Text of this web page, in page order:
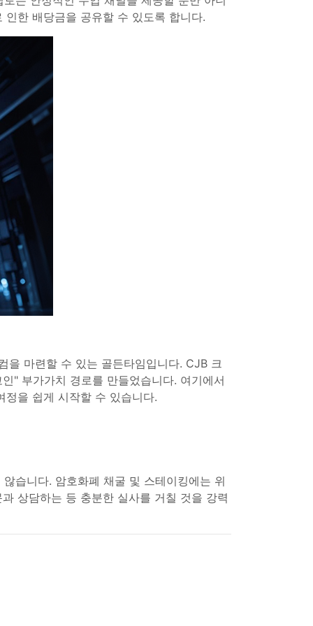
한 배당금을 공유할 수 있도록 합니다.
을 마련할 수 있는 골든타임입니다. CJB 크
" 부가가치 경로를 만들었습니다. 여기에서
을 쉽게 시작할 수 있습니다.
습니다. 암호화폐 채굴 및 스테이킹에는 위
상담하는 등 충분한 실사를 거칠 것을 강력